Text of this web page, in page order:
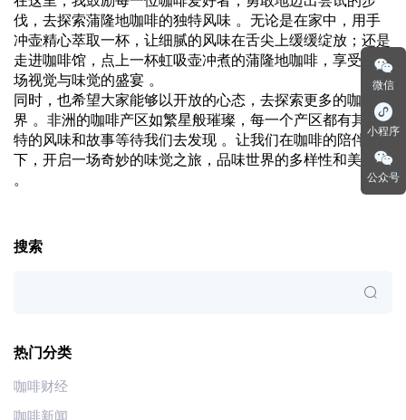
伐，去探索蒲隆地咖啡的独特风味 。无论是在家中，用手
冲壶精心萃取一杯，让细腻的风味在舌尖上缓缓绽放；还是
走进咖啡馆，点上一杯虹吸壶冲煮的蒲隆地咖啡，享受那一
场视觉与味觉的盛宴 。
同时，也希望大家能够以开放的心态，去探索更多的咖啡世
界 。非洲的咖啡产区如繁星般璀璨，每一个产区都有其独
特的风味和故事等待我们去发现 。让我们在咖啡的陪伴
下，开启一场奇妙的味觉之旅，品味世界的多样性和美好
。
搜索
热门分类
咖啡财经
咖啡新闻
微信
小程序
公众号